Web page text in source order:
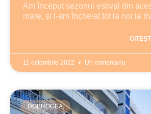
Am început sezonul estival din
mare, și l-am încheiat tot la noi la
11 octombrie 2022 Un comentariu
DOBROGEA